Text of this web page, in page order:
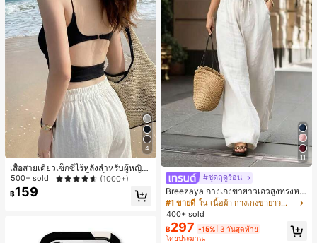
4
เสื้อสายเดี่ยวเซ็กซี่ไร้หลังสำหรับผู้หญิง
พร้อมบราแบบมีฟองน้ำ, เสื้อกล้ามแขน
กุด, เสื้อลำลองสีดำสำหรับฤดูร้อน
500+ sold (1000+)
฿159
11
#ชุดฤดูร้อน
Breezaya กางเกงขายาวเอวสูงทรงหล
วมขาบานสำหรับผู้หญิง สีขาวเรียบหรูส
ไตล์ชิค เหมาะสำหรับใส่เที่ยวทะเล วันห
ยุดพักผ่อนฤดูร้อน ลุคสบายๆ ใส่ได้หลา
ยโอกาสในชีวิตประจำวัน
#1 ขายดี
ใน เนื้อผ้า กางเกงขายาวลำลองผ้า
400+ sold
฿297 -15% 3 วันสุดท้าย
โดยประมาณ